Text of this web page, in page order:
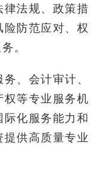
法规、政策措
防范应对、权
。
、会计审计、
等专业服务机
化服务能力和
供高质量专业